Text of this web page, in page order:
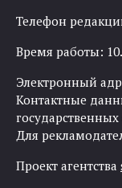
Телефон
Время работы:
Электронный
Контактные
Для
Проект агентства